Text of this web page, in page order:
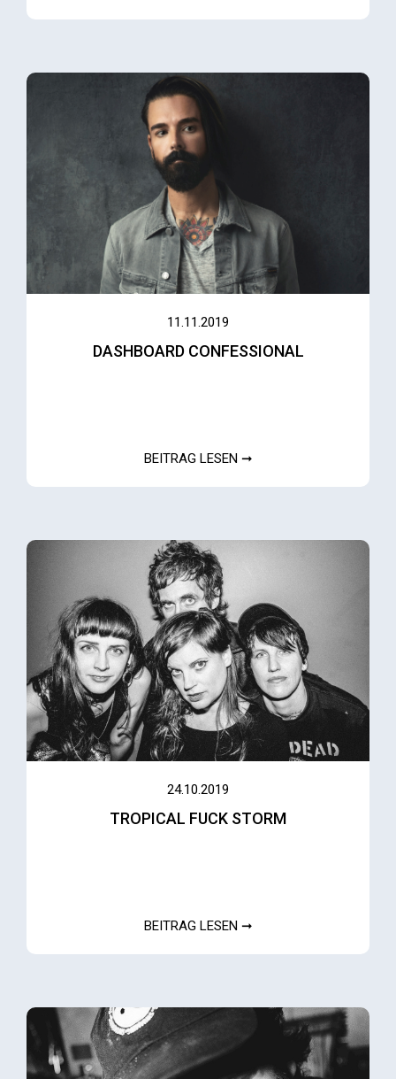
11.11.2019
DASHBOARD CONFESSIONAL
BEITRAG LESEN ➞
24.10.2019
TROPICAL FUCK STORM
BEITRAG LESEN ➞